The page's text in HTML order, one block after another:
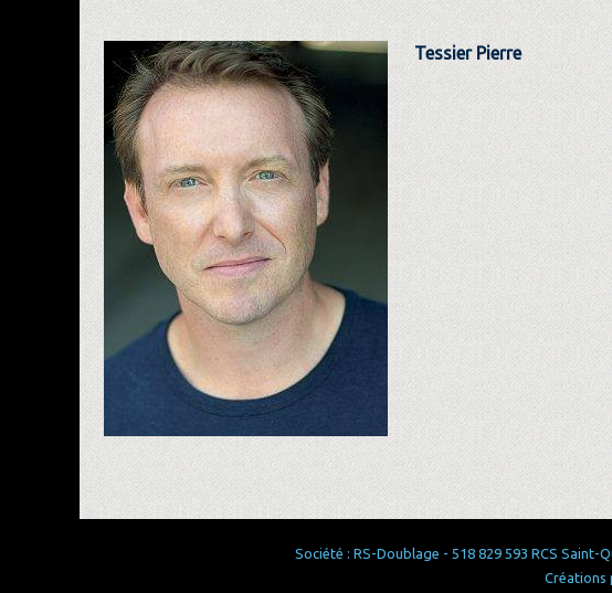
Tessier Pierre
Société : RS-Doublage - 518 829 593 RCS Saint-
Créations